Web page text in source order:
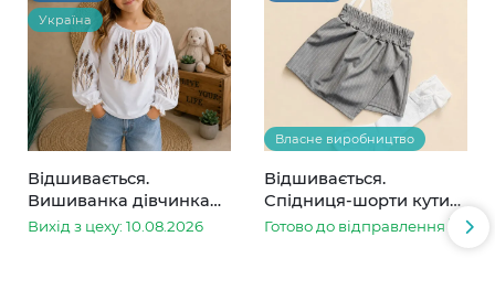
Україна
Відшивається.
Вишиванка дівчинка
колоски
Вихід з цеху: 10.08.2026
Власне виробництво
Відшивається.
Спідниця-шорти кутик
сіра в смужку
Готово до відправлення